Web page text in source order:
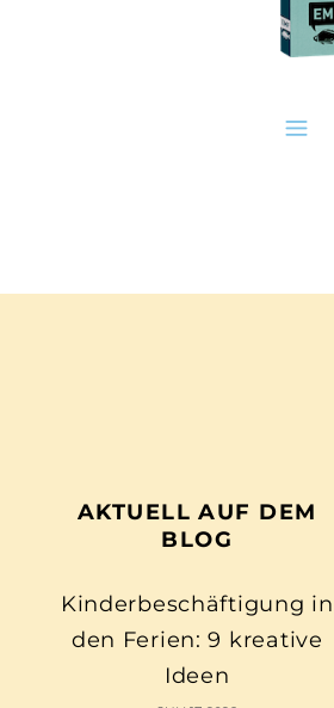
AKTUELL AUF DEM
BLOG
Kinderbeschäftigung in
den Ferien: 9 kreative
Ideen